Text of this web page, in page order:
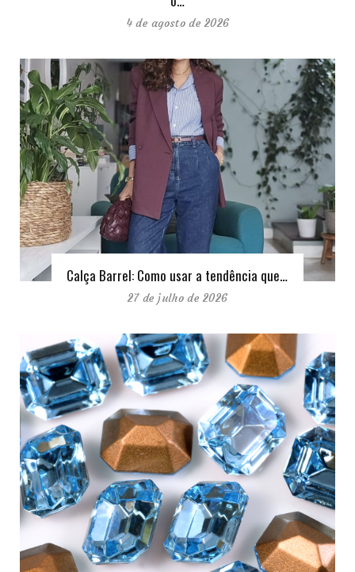
4 de agosto de 2026
Calça Barrel: Como usar a tendência que…
27 de julho de 2026